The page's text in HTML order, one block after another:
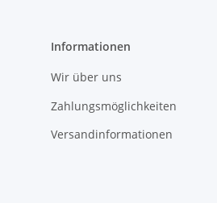
Informationen
Wir über uns
Zahlungsmöglichkeiten
Versandinformationen